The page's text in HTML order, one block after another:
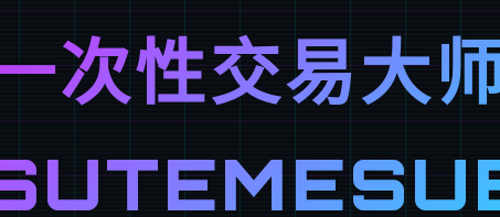
次性交易大